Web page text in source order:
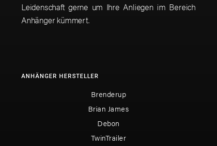
Leidenschaft gerne um Ihre Anliegen im Bereich
Anhänger kümmert.
ANHÄNGER HERSTELLER
Brenderup
Brian James
Debon
TwinTrailer